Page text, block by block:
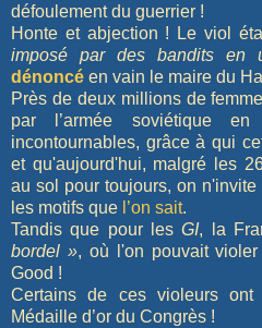
défoulement du guerrier !
Honte et abjection ! Le viol
imposé par des bandits en
dénoncé en vain le maire du
Près de deux millions de
par l’armée soviétique
incontournables, grâce à qui
et qu'aujourd'hui, malgré les
au sol pour toujours, on
les motifs que l’on sait.
Tandis que pour lesGI, la
bordel », où l'on pouvait
Good !
Certains de ces violeurs
Médaille d’or du Congrès !